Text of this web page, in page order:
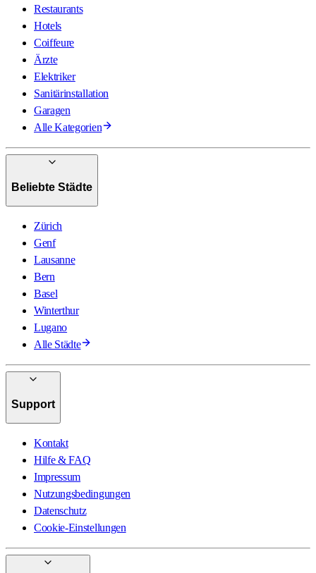
Restaurants
Hotels
Coiffeure
Ärzte
Elektriker
Sanitärinstallation
Garagen
Alle Kategorien
Beliebte Städte
Zürich
Genf
Lausanne
Bern
Basel
Winterthur
Lugano
Alle Städte
Support
Kontakt
Hilfe & FAQ
Impressum
Nutzungsbedingungen
Datenschutz
Cookie-Einstellungen